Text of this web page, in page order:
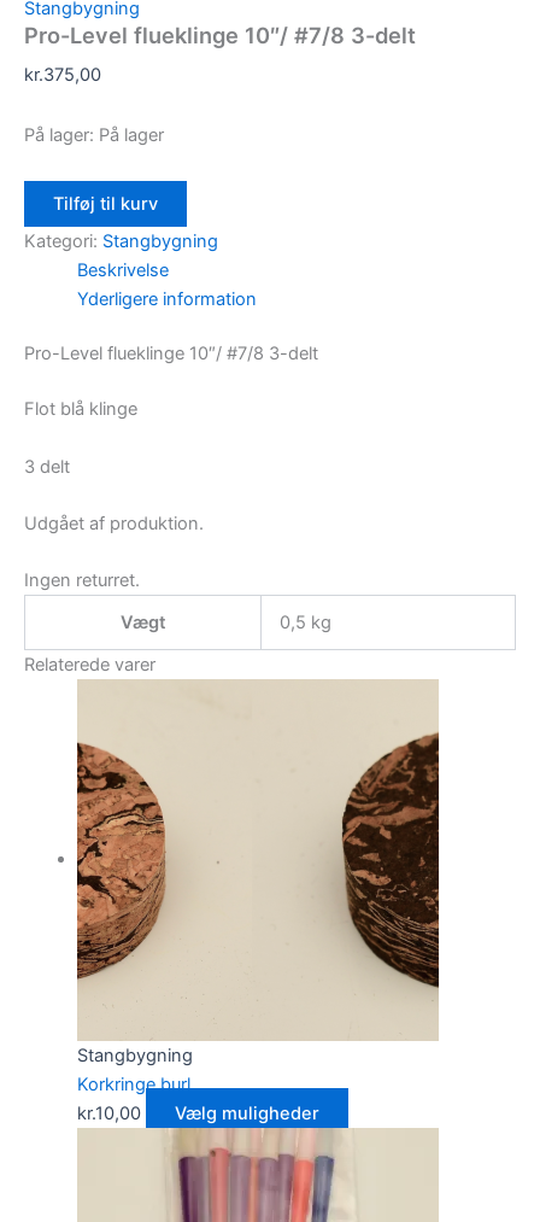
Stangbygning
Pro-Level flueklinge 10″/ #7/8 3-delt
kr.375,00
På lager: På lager
Tilføj til kurv
Kategori: Stangbygning
Beskrivelse
Yderligere information
Pro-Level flueklinge 10″/ #7/8 3-delt
Flot blå klinge
3 delt
Udgået af produktion.
Ingen returret.
Vægt
0,5 kg
Relaterede varer
Stangbygning
Korkringe burl
kr.10,00 Vælg muligheder